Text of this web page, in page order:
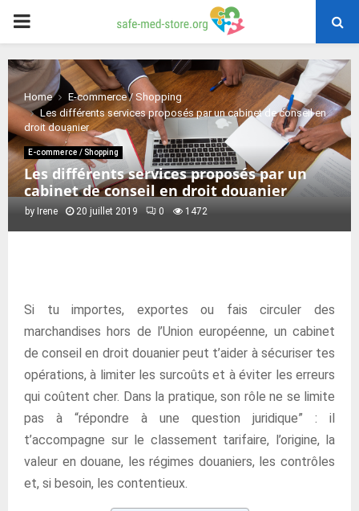
PRIMARY
MENU
Home
E-commerce / Shopping
Les différents services proposés par un cabinet de conseil en
droit douanier
E-commerce / Shopping
Les différents services proposés par un
cabinet de conseil en droit douanier
by Irene 20 juillet 2019 0 1472
Si tu importes, exportes ou fais circuler des
marchandises hors de l’Union européenne, un cabinet
de conseil en droit douanier peut t’aider à sécuriser tes
opérations, à limiter les surcoûts et à éviter les erreurs
qui coûtent cher. Dans la pratique, son rôle ne se limite
pas à “répondre à une question juridique” : il
t’accompagne sur le classement tarifaire, l’origine, la
valeur en douane, les régimes douaniers, les contrôles
et, si besoin, les contentieux.